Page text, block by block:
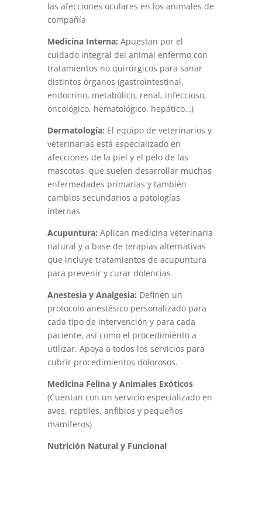
las afecciones oculares en los animales de
compañía
Medicina Interna: Apuestan por el
cuidado integral del animal enfermo con
tratamientos no quirúrgicos para sanar
distintos órganos (gastrointestinal,
endocrino, metabólico, renal, infeccioso,
oncológico, hematológico, hepático…)
Dermatología: El equipo de veterinarios y
veterinarias está especializado en
afecciones de la piel y el pelo de las
mascotas, que suelen desarrollar muchas
enfermedades primarias y también
cambios secundarios a patologías
internas
Acupuntura: Aplican medicina veterinaria
natural y a base de terapias alternativas
que incluye tratamientos de acupuntura
para prevenir y curar dolencias
Anestesia y Analgesia: Definen un
protocolo anestésico personalizado para
cada tipo de intervención y para cada
paciente, así como el procedimiento a
utilizar. Apoya a todos los servicios para
cubrir procedimientos dolorosos.
Medicina Felina y Animales Exóticos
(Cuentan con un servicio especializado en
aves, reptiles, anfibios y pequeños
mamíferos)
Nutrición Natural y Funcional